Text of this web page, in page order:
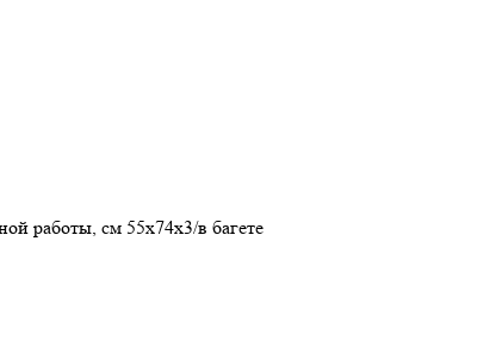
работы, см 55х74х3/в багете